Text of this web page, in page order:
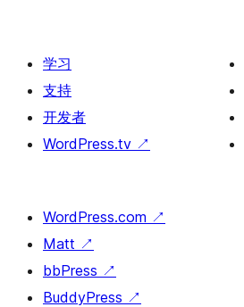
学习
支持
开发者
WordPress.tv ↗
WordPress.com ↗
Matt ↗
bbPress ↗
BuddyPress ↗